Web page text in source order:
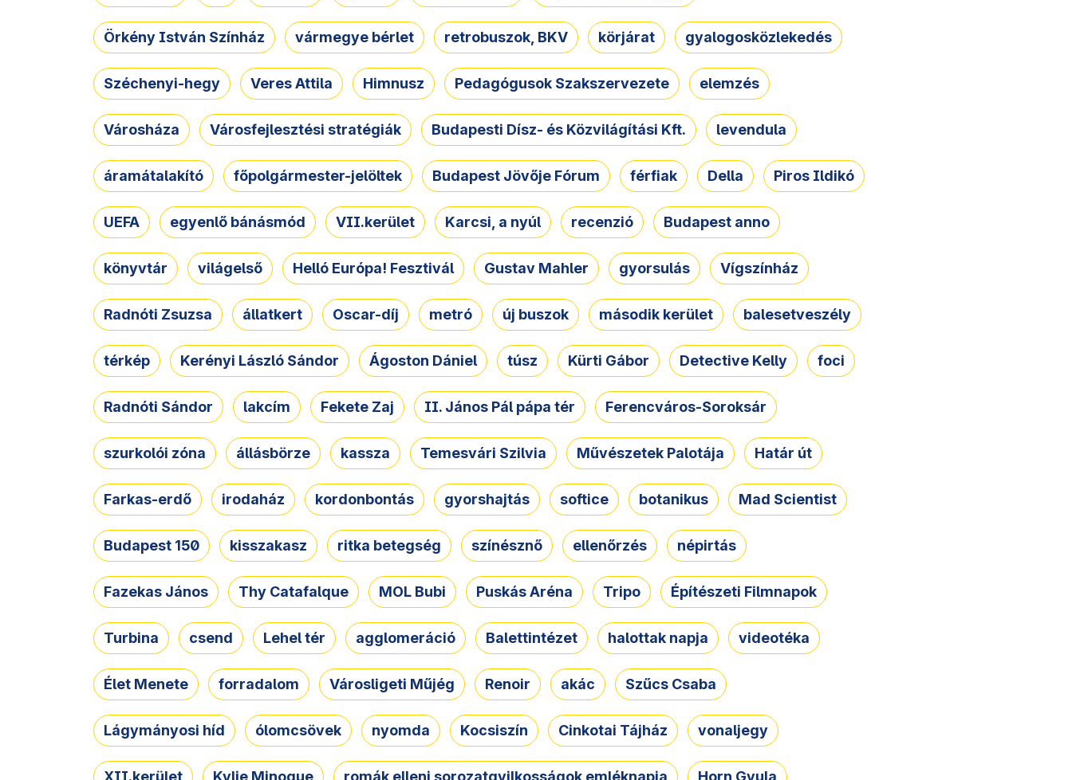
Örkény István Színház vármegye bérlet retrobuszok, BKV körjárat gyalogosközlekedés
Széchenyi-hegy Veres Attila Himnusz Pedagógusok Szakszervezete elemzés
Városháza Városfejlesztési stratégiák Budapesti Dísz- és Közvilágítási Kft. levendula
áramátalakító főpolgármester-jelöltek Budapest Jövője Fórum férfiak Della Piros Ildikó
UEFA egyenlő bánásmód VII.kerület Karcsi, a nyúl recenzió Budapest anno
könyvtár világelső Helló Európa! Fesztivál Gustav Mahler gyorsulás Vígszínház
Radnóti Zsuzsa állatkert Oscar-díj metró új buszok második kerület balesetveszély
térkép Kerényi László Sándor Ágoston Dániel túsz Kürti Gábor Detective Kelly foci
Radnóti Sándor lakcím Fekete Zaj II. János Pál pápa tér Ferencváros-Soroksár
szurkolói zóna állásbörze kassza Temesvári Szilvia Művészetek Palotája Határ út
Farkas-erdő irodaház kordonbontás gyorshajtás softice botanikus Mad Scientist
Budapest 150 kisszakasz ritka betegség színésznő ellenőrzés népirtás
Fazekas János Thy Catafalque MOL Bubi Puskás Aréna Tripo Építészeti Filmnapok
Turbina csend Lehel tér agglomeráció Balettintézet halottak napja videotéka
Élet Menete forradalom Városligeti Műjég Renoir akác Szűcs Csaba
Lágymányosi híd ólomcsövek nyomda Kocsiszín Cinkotai Tájház vonaljegy
XII.kerület Kylie Minogue romák elleni sorozatgyilkosságok emléknapja Horn Gyula